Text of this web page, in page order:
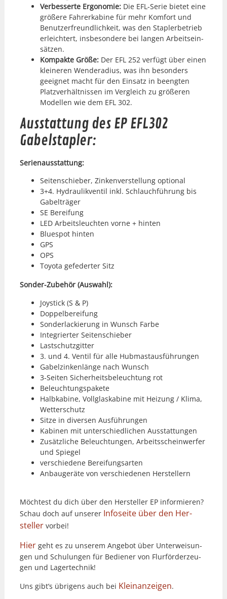
Verbesserte Ergonomie: Die EFL-Serie bietet eine
größere Fahrerk­abine für mehr Kom­fort und
Benutzer­fre­undlichkeit, was den Sta­pler­be­trieb
erle­ichtert, ins­beson­dere bei lan­gen Arbeit­sein­
sätzen.
Kom­pak­te Größe: Der EFL 252 ver­fügt über einen
kleineren Wen­dera­dius, was ihn beson­ders
geeignet macht für den Ein­satz in beengten
Platzver­hält­nis­sen im Ver­gle­ich zu größeren
Mod­ellen wie dem EFL 302.
Ausstattung des EP EFL302
Gabelstapler:
Serien­ausstat­tung:
Seit­en­schieber, Zinken­ver­stel­lung option­al
3+4. Hydraulikven­til inkl. Schlauch­führung bis
Gabel­träger
SE Berei­fung
LED Arbeit­sleucht­en vorne + hin­ten
Bluespot hin­ten
GPS
OPS
Toy­ota gefed­ert­er Sitz
Son­der-Zube­hör (Auswahl):
Joy­stick (S & P)
Dop­pel­berei­fung
Son­der­lack­ierung in Wun­sch Farbe
Inte­gri­ert­er Seit­en­schieber
Lastschutzgit­ter
3. und 4. Ven­til für alle Hub­mas­taus­führun­gen
Gabelzinken­länge nach Wun­sch
3‑Seiten Sicher­heits­beleuch­tung rot
Beleuch­tungspakete
Hal­bkabine, Voll­glask­abine mit Heizung / Kli­ma,
Wet­ter­schutz
Sitze in diversen Aus­führun­gen
Kabi­nen mit unter­schiedlichen Ausstat­tun­gen
Zusät­zliche Beleuch­tun­gen, Arbeitss­chein­wer­fer
und Spiegel
ver­schiedene Berei­fungsarten
Anbaugeräte von ver­schiede­nen Her­stellern
Möcht­est du dich über den Her­steller EP informieren?
Schau doch auf unser­er Info­s­eite über den Her­
stellervor­bei!
Hiergeht es zu unserem Ange­bot über Unter­weisun­
gen und Schu­lun­gen für Bedi­ener von Flur­förderzeu­
gen und Lagertech­nik!
Uns gibt’s übri­gens auch bei Kleinanzeigen.